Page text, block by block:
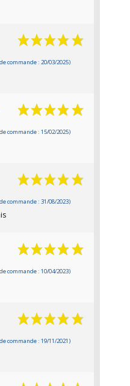
commande : 20/03/2025)
commande : 15/02/2025)
commande : 31/08/2023)
commande : 10/04/2023)
commande : 19/11/2021)